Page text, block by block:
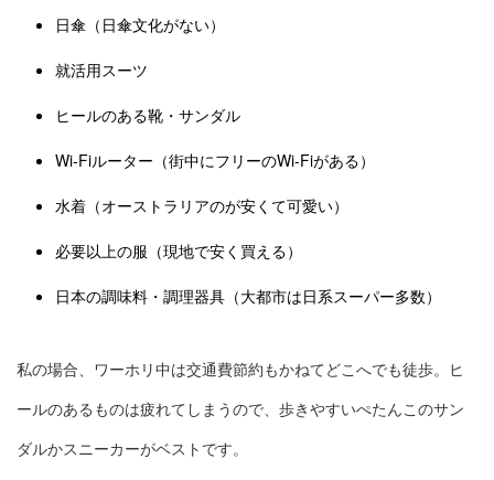
日傘（日傘文化がない）
就活用スーツ
ヒールのある靴・サンダル
Wi-Fiルーター（街中にフリーのWi-Fiがある）
水着（オーストラリアのが安くて可愛い）
必要以上の服（現地で安く買える）
日本の調味料・調理器具（大都市は日系スーパー多数）
私の場合、ワーホリ中は交通費節約もかねてどこへでも徒歩。ヒ
ールのあるものは疲れてしまうので、歩きやすいぺたんこのサン
ダルかスニーカーがベストです。